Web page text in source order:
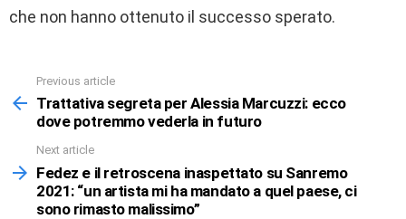
che non hanno ottenuto il successo sperato.
more
Previous article
Trattativa segreta per Alessia Marcuzzi: ecco
dove potremmo vederla in futuro
Next article
Fedez e il retroscena inaspettato su Sanremo
2021: “un artista mi ha mandato a quel paese, ci
sono rimasto malissimo”